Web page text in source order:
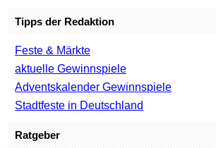
Tipps der Redaktion
Feste & Märkte
aktuelle Gewinnspiele
Adventskalender Gewinnspiele
Stadtfeste in Deutschland
Ratgeber